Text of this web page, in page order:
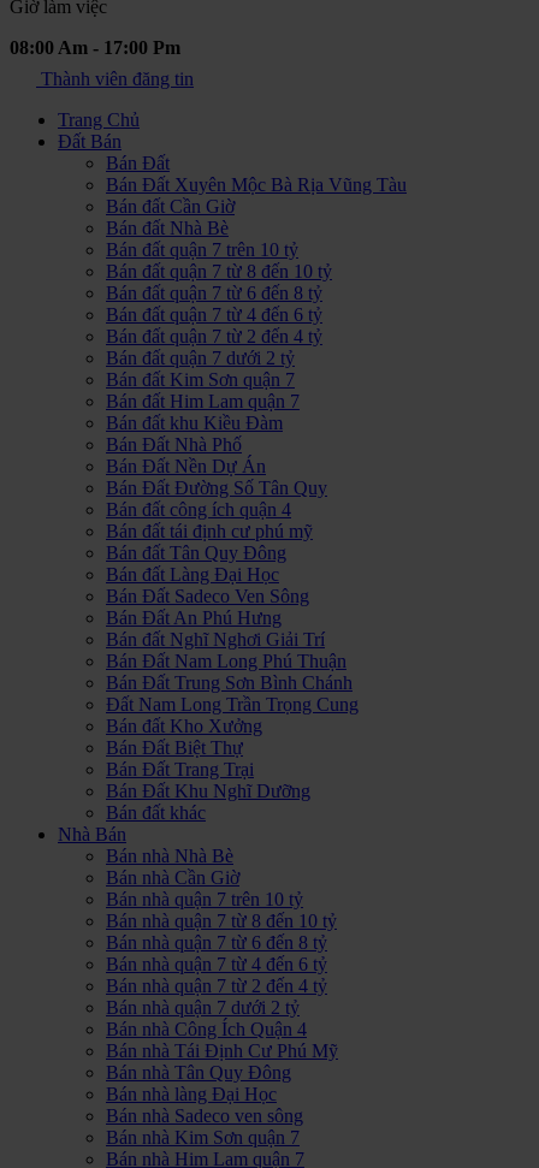
Giờ làm việc
08:00 Am - 17:00 Pm
Thành viên đăng tin
Trang Chủ
Đất Bán
Bán Đất
Bán Đất Xuyên Mộc Bà Rịa Vũng Tàu
Bán đất Cần Giờ
Bán đất Nhà Bè
Bán đất quận 7 trên 10 tỷ
Bán đất quận 7 từ 8 đến 10 tỷ
Bán đất quận 7 từ 6 đến 8 tỷ
Bán đất quận 7 từ 4 đến 6 tỷ
Bán đất quận 7 từ 2 đến 4 tỷ
Bán đất quận 7 dưới 2 tỷ
Bán đất Kim Sơn quận 7
Bán đất Him Lam quận 7
Bán đất khu Kiều Đàm
Bán Đất Nhà Phố
Bán Đất Nền Dự Án
Bán Đất Đường Số Tân Quy
Bán đất công ích quận 4
Bán đất tái định cư phú mỹ
Bán đất Tân Quy Đông
Bán đất Làng Đại Học
Bán Đất Sadeco Ven Sông
Bán Đất An Phú Hưng
Bán đất Nghĩ Nghơi Giải Trí
Bán Đất Nam Long Phú Thuận
Bán Đất Trung Sơn Bình Chánh
Đất Nam Long Trần Trọng Cung
Bán đất Kho Xưởng
Bán Đất Biệt Thự
Bán Đất Trang Trại
Bán Đất Khu Nghĩ Dưỡng
Bán đất khác
Nhà Bán
Bán nhà Nhà Bè
Bán nhà Cần Giờ
Bán nhà quận 7 trên 10 tỷ
Bán nhà quận 7 từ 8 đến 10 tỷ
Bán nhà quận 7 từ 6 đến 8 tỷ
Bán nhà quận 7 từ 4 đến 6 tỷ
Bán nhà quận 7 từ 2 đến 4 tỷ
Bán nhà quận 7 dưới 2 tỷ
Bán nhà Công Ích Quận 4
Bán nhà Tái Định Cư Phú Mỹ
Bán nhà Tân Quy Đông
Bán nhà làng Đại Học
Bán nhà Sadeco ven sông
Bán nhà Kim Sơn quận 7
Bán nhà Him Lam quận 7